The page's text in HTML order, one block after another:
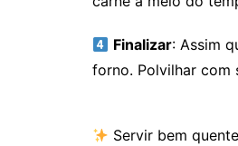
Finalizar: Assim
forno. Polvilhar com
Servir bem